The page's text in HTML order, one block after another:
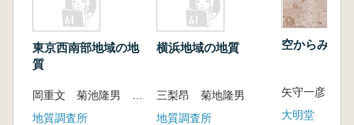
東京西南部地域の地
質
地質調査所
横浜地域の地質
三梨昂 菊地隆男
地質調査所
空からみた
矢守一彦 編
大明堂